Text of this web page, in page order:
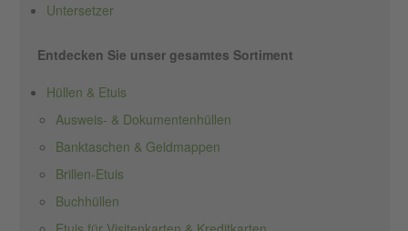
Untersetzer
Entdecken Sie unser gesamtes Sortiment
Hüllen & Etuis
Ausweis- & Dokumentenhüllen
Banktaschen & Geldmappen
Brillen-Etuis
Buchhüllen